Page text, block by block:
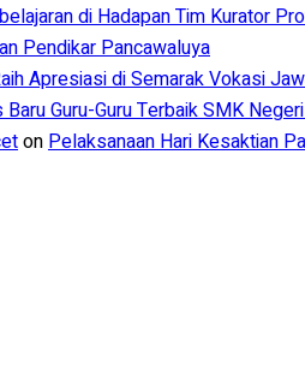
di Hadapan Tim Kurator
Pendikar Pancawaluya
Apresiasi di Semarak Vokasi
Guru-Guru Terbaik SMK
onPelaksanaan Hari Kesaktian